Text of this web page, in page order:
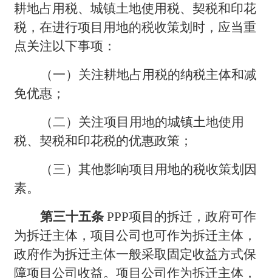
耕地占用税、城镇土地使用税、契税和印花
税，在进行项目用地的税收策划时，应当重
点关注以下事项：
（一）关注耕地占用税的纳税主体和减
免优惠；
（二）关注项目用地的城镇土地使用
税、契税和印花税的优惠政策；
（三）其他影响项目用地的税收策划因
素。
第三十五条 PPP项目的拆迁，政府可作
为拆迁主体，项目公司也可作为拆迁主体，
政府作为拆迁主体一般采取固定收益方式保
障项目公司收益。项目公司作为拆迁主体，